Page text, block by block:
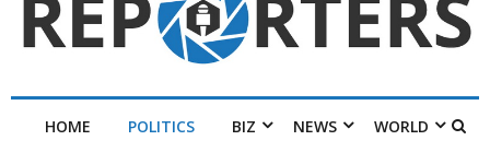
HOME POLITICS BIZ NEWS WORLD